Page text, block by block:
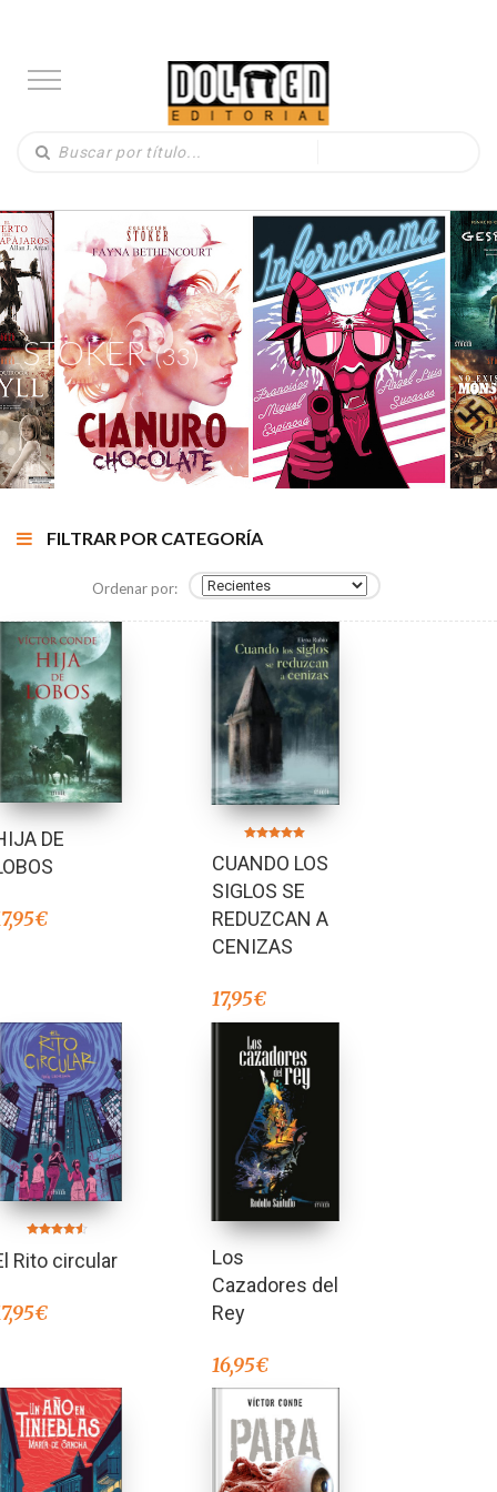
STOKER(33)
FILTRAR POR CATEGORÍA
Ordenar por:
DE
€
5.00
de 5
CUANDO LOS
SIGLOS SE
REDUZCAN A
CENIZAS
17,95€
4.50
de 5
Rito circular
€
Los
Cazadores del
Rey
16,95€